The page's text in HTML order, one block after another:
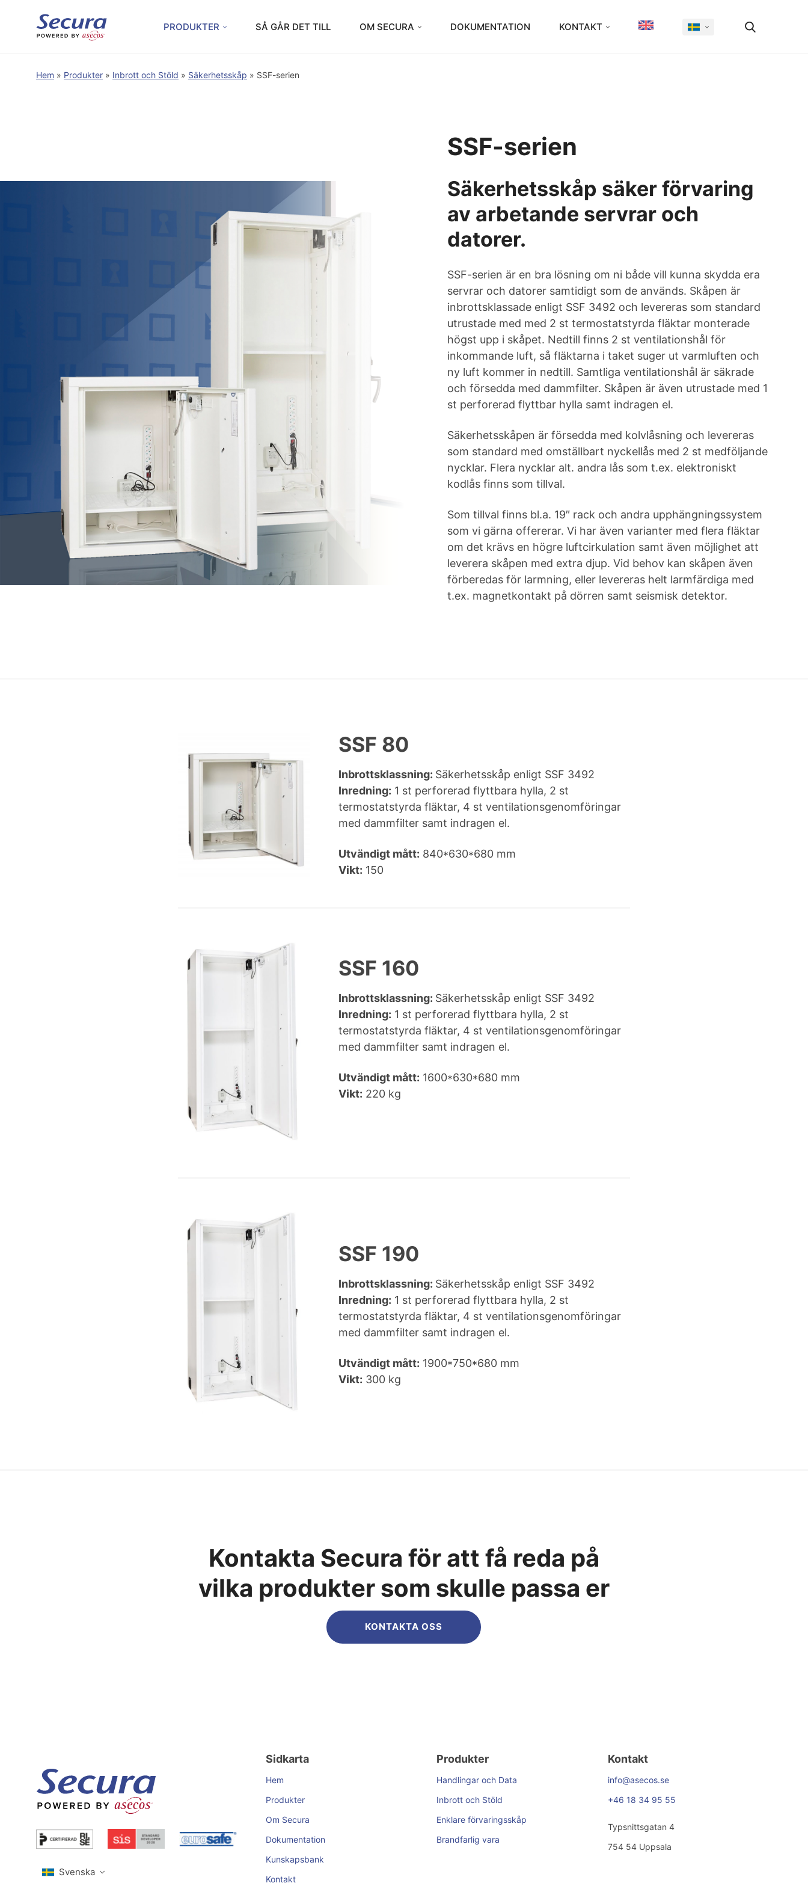
PRODUKTER SÅ GÅR DET TILL OM SECURA DOKUMENTATION KONTAKT
Hem » Produkter » Inbrott och Stöld » Säkerhetsskåp » SSF-serien
SSF-serien
Säkerhetsskåp säker förvaring
av arbetande servrar och
datorer.
SSF-serien är en bra lösning om ni både vill kunna skydda era
servrar och datorer samtidigt som de används. Skåpen är
inbrottsklassade enligt SSF 3492 och levereras som standard
utrustade med med 2 st termostatstyrda fläktar monterade
högst upp i skåpet. Nedtill finns 2 st ventilationshål för
inkommande luft, så fläktarna i taket suger ut varmluften och
ny luft kommer in nedtill. Samtliga ventilationshål är säkrade
och försedda med dammfilter. Skåpen är även utrustade med 1
st perforerad flyttbar hylla samt indragen el.
Säkerhetsskåpen är försedda med kolvlåsning och levereras
som standard med omställbart nyckellås med 2 st medföljande
nycklar. Flera nycklar alt. andra lås som t.ex. elektroniskt
kodlås finns som tillval.
Som tillval finns bl.a. 19″ rack och andra upphängningssystem
som vi gärna offererar. Vi har även varianter med flera fläktar
om det krävs en högre luftcirkulation samt även möjlighet att
leverera skåpen med extra djup. Vid behov kan skåpen även
förberedas för larmning, eller levereras helt larmfärdiga med
t.ex. magnetkontakt på dörren samt seismisk detektor.
SSF 80
Inbrottsklassning: Säkerhetsskåp enligt SSF 3492
Inredning: 1 st perforerad flyttbara hylla, 2 st
termostatstyrda fläktar, 4 st ventilationsgenomföringar
med dammfilter samt indragen el.
Utvändigt mått: 840*630*680 mm
Vikt: 150
SSF 160
Inbrottsklassning: Säkerhetsskåp enligt SSF 3492
Inredning: 1 st perforerad flyttbara hylla, 2 st
termostatstyrda fläktar, 4 st ventilationsgenomföringar
med dammfilter samt indragen el.
Utvändigt mått: 1600*630*680 mm
Vikt: 220 kg
SSF 190
Inbrottsklassning: Säkerhetsskåp enligt SSF 3492
Inredning: 1 st perforerad flyttbara hylla, 2 st
termostatstyrda fläktar, 4 st ventilationsgenomföringar
med dammfilter samt indragen el.
Utvändigt mått: 1900*750*680 mm
Vikt: 300 kg
Kontakta Secura för att få reda på
vilka produkter som skulle passa er
KONTAKTA OSS
Sidkarta
Hem
Produkter
Om Secura
Dokumentation
Kunskapsbank
Kontakt
Produkter
Handlingar och Data
Inbrott och Stöld
Enklare förvaringsskåp
Brandfarlig vara
Kontakt
info@asecos.se
+46 18 34 95 55
Typsnittsgatan 4
754 54 Uppsala